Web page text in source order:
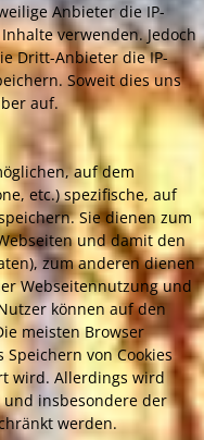
Anbieter die IP-
verwenden. Jedoch
Dritt-Anbieter die IP-
Soweit dies uns
auf.
auf dem
etc.) spezifische, auf
Sie dienen zum
und damit den
zum anderen dienen
Webseitennutzung und
können auf den
meisten Browser
von Cookies
wird. Allerdings wird
insbesondere der
werden.